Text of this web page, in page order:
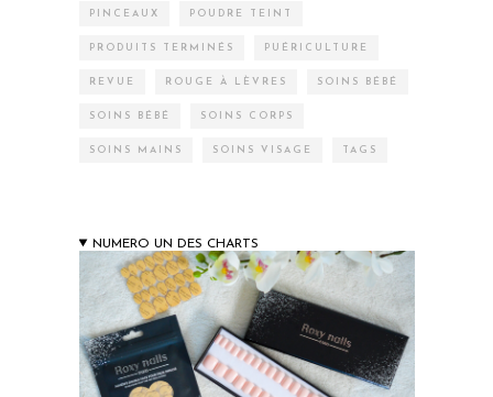
PINCEAUX POUDRE TEINT
PRODUITS TERMINÉS PUÉRICULTURE
REVUE ROUGE À LÈVRES SOINS BÉBÉ
SOINS BÉBÉ SOINS CORPS
SOINS MAINS SOINS VISAGE TAGS
NUMERO UN DES CHARTS